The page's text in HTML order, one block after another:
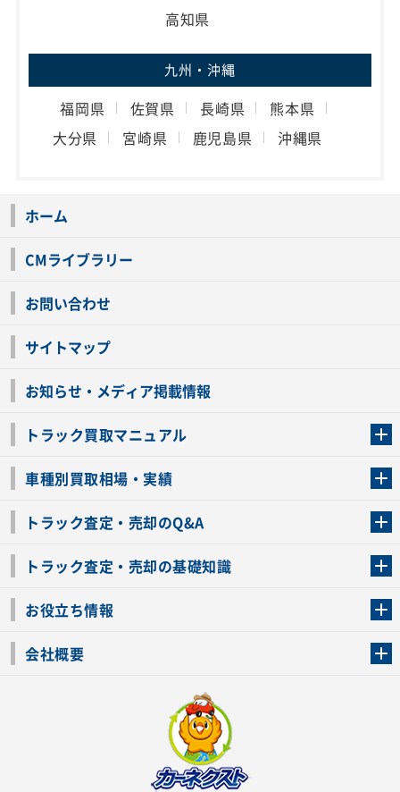
高知県
九州・沖縄
福岡県 佐賀県 長崎県
熊本県
大分県
宮崎県 鹿児島県 沖縄県
ホーム
CMライブラリー
お問い合わせ
サイトマップ
お知らせ・メディア掲載情報
トラック買取マニュアル
車種別買取相場・実績
トラック査定・売却のQ&A
トラック査定・売却の基礎知識
お役立ち情報
会社概要